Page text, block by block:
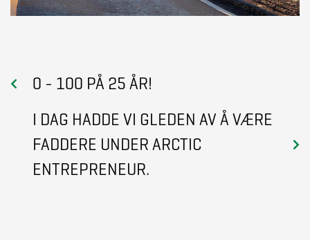
0 - 100 PÅ 25 ÅR!
I DAG HADDE VI GLEDEN AV Å VÆRE
FADDERE UNDER ARCTIC
ENTREPRENEUR.